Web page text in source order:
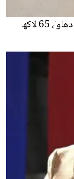
کراچی: ایدھی سینٹر پر مسلح ڈاکوؤں کا دھاوا، 65 لاکھ